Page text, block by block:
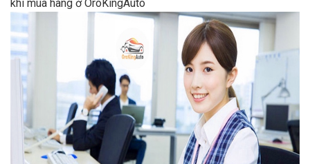
khi mua hàng ở OroKingAuto